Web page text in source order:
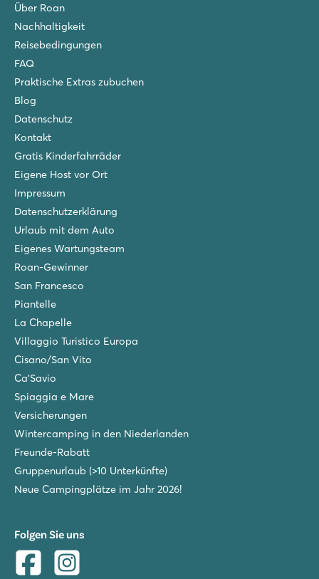
Über Roan
Nachhaltigkeit
Reisebedingungen
FAQ
Praktische Extras zubuchen
Blog
Datenschutz
Kontakt
Gratis Kinderfahrräder
Eigene Host vor Ort
Impressum
Datenschutzerklärung
Urlaub mit dem Auto
Eigenes Wartungsteam
Roan-Gewinner
San Francesco
Piantelle
La Chapelle
Villaggio Turistico Europa
Cisano/San Vito
Ca'Savio
Spiaggia e Mare
Versicherungen
Wintercamping in den Niederlanden
Freunde-Rabatt
Gruppenurlaub (>10 Unterkünfte)
Neue Campingplätze im Jahr 2026!
Folgen Sie uns